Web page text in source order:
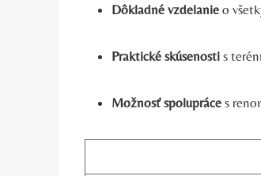
Dôkladné vzdelanie o
Praktické skúsenosti s
Možnosť spolupráce s